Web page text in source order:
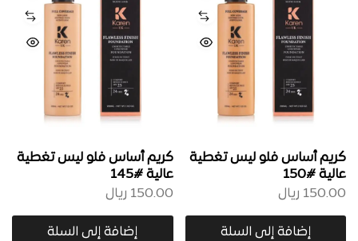
كريم أساس فلو ليس تغطية
عالية #150
150.00 ريال
إضافة إلى السلة
كريم أساس فلو ليس تغطية
عالية #145
150.00 ريال
إضافة إلى السلة